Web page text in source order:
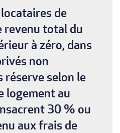
de
revenu total du
à zéro, dans
non
réserve selon le
logement au
30 % ou
aux frais de